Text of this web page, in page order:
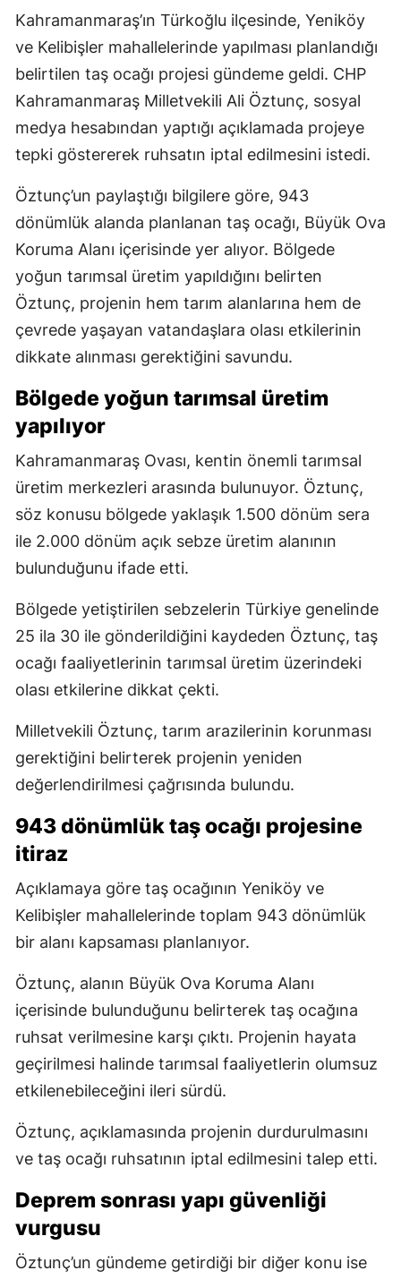
Kahramanmaraş’ın Türkoğlu ilçesinde, Yeniköy
ve Kelibişler mahallelerinde yapılması planlandığı
belirtilen taş ocağı projesi gündeme geldi. CHP
Kahramanmaraş Milletvekili Ali Öztunç, sosyal
medya hesabından yaptığı açıklamada projeye
tepki göstererek ruhsatın iptal edilmesini istedi.
Öztunç’un paylaştığı bilgilere göre, 943
dönümlük alanda planlanan taş ocağı, Büyük Ova
Koruma Alanı içerisinde yer alıyor. Bölgede
yoğun tarımsal üretim yapıldığını belirten
Öztunç, projenin hem tarım alanlarına hem de
çevrede yaşayan vatandaşlara olası etkilerinin
dikkate alınması gerektiğini savundu.
Bölgede yoğun tarımsal üretim
yapılıyor
Kahramanmaraş Ovası, kentin önemli tarımsal
üretim merkezleri arasında bulunuyor. Öztunç,
söz konusu bölgede yaklaşık 1.500 dönüm sera
ile 2.000 dönüm açık sebze üretim alanının
bulunduğunu ifade etti.
Bölgede yetiştirilen sebzelerin Türkiye genelinde
25 ila 30 ile gönderildiğini kaydeden Öztunç, taş
ocağı faaliyetlerinin tarımsal üretim üzerindeki
olası etkilerine dikkat çekti.
Milletvekili Öztunç, tarım arazilerinin korunması
gerektiğini belirterek projenin yeniden
değerlendirilmesi çağrısında bulundu.
943 dönümlük taş ocağı projesine
itiraz
Açıklamaya göre taş ocağının Yeniköy ve
Kelibişler mahallelerinde toplam 943 dönümlük
bir alanı kapsaması planlanıyor.
Öztunç, alanın Büyük Ova Koruma Alanı
içerisinde bulunduğunu belirterek taş ocağına
ruhsat verilmesine karşı çıktı. Projenin hayata
geçirilmesi halinde tarımsal faaliyetlerin olumsuz
etkilenebileceğini ileri sürdü.
Öztunç, açıklamasında projenin durdurulmasını
ve taş ocağı ruhsatının iptal edilmesini talep etti.
Deprem sonrası yapı güvenliği
vurgusu
Öztunç’un gündeme getirdiği bir diğer konu ise